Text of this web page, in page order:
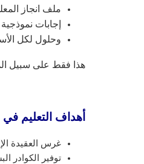
ملف انجاز
إجابات نموذجية
وحلول لكل
هذا فقط على سبيل
أهداف التعليم
غرس العقيدة
توفير الكوادر